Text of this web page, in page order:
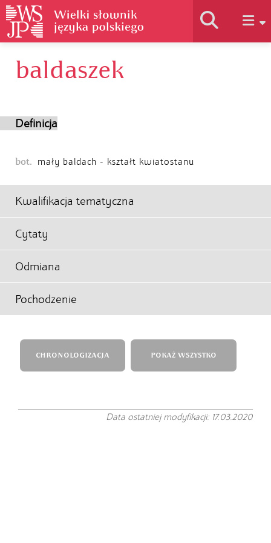
Historia słownika
baldaszek
Definicja
bot. mały baldach - kształt kwiatostanu
Kwalifikacja tematyczna
Cytaty
Odmiana
Pochodzenie
CHRONOLOGIZACJA POKAŻ WSZYSTKO
Data ostatniej modyfikacji: 17.03.2020